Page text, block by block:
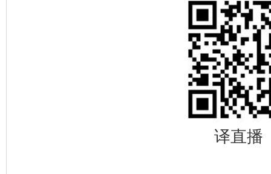
译直播